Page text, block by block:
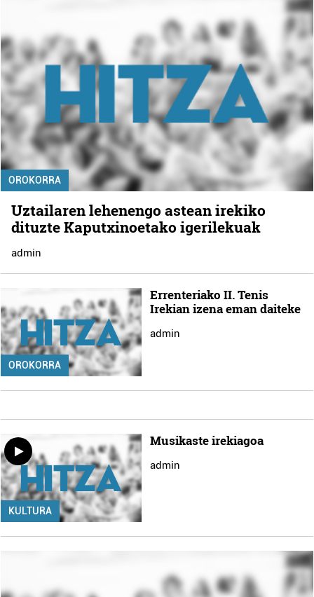
OROKORRA
Uztailaren lehenengo astean irekiko
dituzte Kaputxinoetako igerilekuak
admin
OROKORRA
Errenteriako II. Tenis
Irekian izena eman daiteke
admin
KULTURA
Musikaste irekiagoa
admin